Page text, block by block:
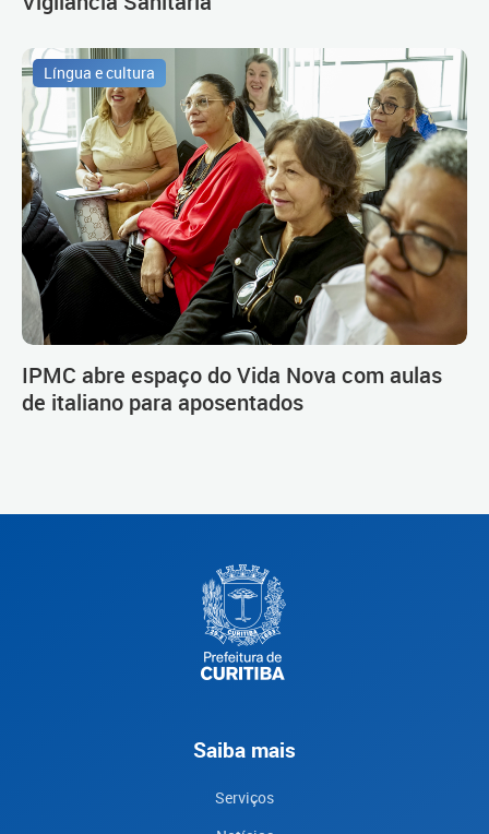
Língua e cultura
IPMC abre espaço do Vida Nova com aulas
de italiano para aposentados
Saiba mais
Serviços